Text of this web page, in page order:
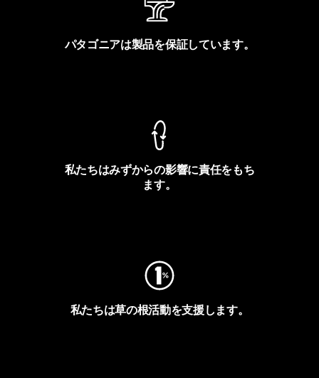
パタゴニアは製品を保証しています。
私たちはみずからの影響に責任をもち
ます。
私たちは草の根活動を支援します。